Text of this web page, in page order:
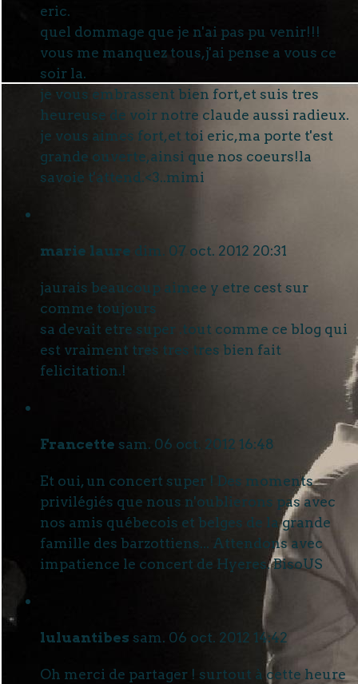
eric.
quel dommage que je n'ai pas pu venir!!!
vous me manquez tous,j'ai pense a vous ce
soir la.
je vous embrassent bien fort,et suis tres
heureuse de voir notre claude aussi radieux.
je vous aimes fort,et toi eric,ma porte t'est
grande ouverte,ainsi que nos coeurs!la
savoie t'attend.<3..mimi
marie laure dim. 07 oct. 2012 20:31
jaurais beaucoup aimee y etre cest sur
comme toujours
sa devait etre super .tout comme ce blog qui
est vraiment tres tres tres bien fait
felicitation.!
Francette sam. 06 oct. 2012 16:48
Et oui, un concert super ! Des moments
privilégiés que nous n'oublierons pas avec
nos amis québecois et belges de la grande
famille des barzottiens... Attendons avec
impatience le concert de Hyeres. BisoUS
luluantibes sam. 06 oct. 2012 14:42
Oh merci de partager ! surtout à cette heure